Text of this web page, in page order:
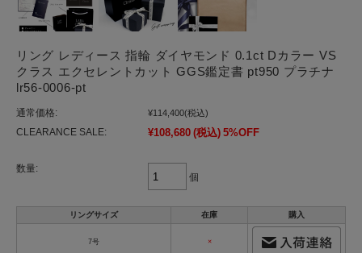
リング レディース 指輪 ダイヤモンド 0.1ct Dカラー VS
クラス エクセレントカット GGS鑑定書 pt950 プラチナ
lr56-0006-pt
通常価格: ¥114,400(税込)
CLEARANCE SALE: ¥108,680 (税込) 5%OFF
数量:
個
リングサイズ 在庫 購入
7号 ×